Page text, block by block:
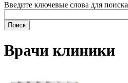
Введите ключевые слова для поиска
Врачи клиники